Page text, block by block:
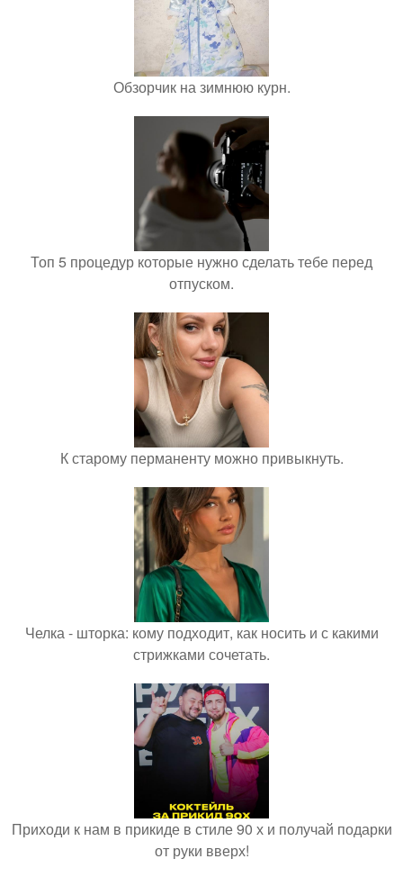
Обзорчик на зимнюю курн.
Топ 5 процедур которые нужно сделать тебе перед
отпуском.
К старому перманенту можно привыкнуть.
Челка - шторка: кому подходит, как носить и с какими
стрижками сочетать.
Приходи к нам в прикиде в стиле 90 х и получай подарки
от руки вверх!